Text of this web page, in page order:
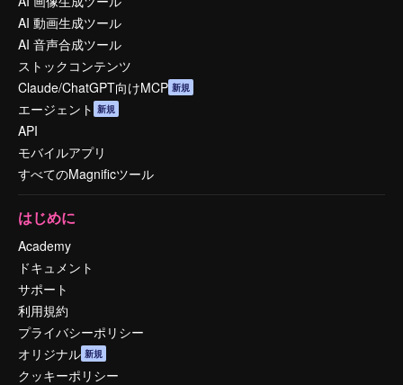
AI 動画生成ツール
AI 音声合成ツール
ストックコンテンツ
Claude/ChatGPT向けMCP 新規
エージェント 新規
API
モバイルアプリ
すべてのMagnificツール
はじめに
Academy
ドキュメント
サポート
利用規約
プライバシーポリシー
オリジナル 新規
クッキーポリシー